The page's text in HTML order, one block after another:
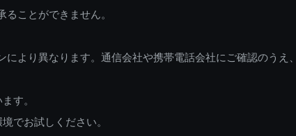
ことができません。
より異なります。通信会社や携帯電話会社にご確認のうえ
す。
でお試しください。